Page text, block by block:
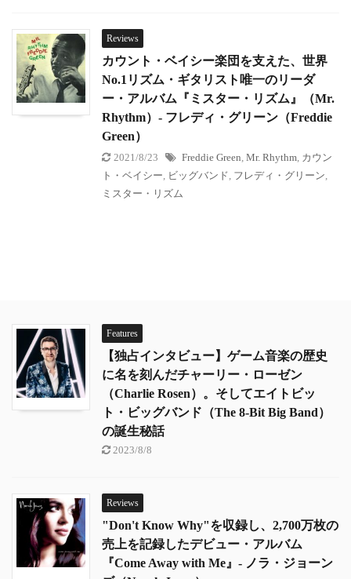
Reviews
カウント・ベイシー楽団を支えた、世界
No.1リズム・ギタリスト唯一のリーダ
ー・アルバム『ミスター・リズム』（Mr.
Rhythm）- フレディ・グリーン（Freddie
Green）
2021/8/23 Freddie Green Mr. Rhythm カウン
ト・ベイシー ビッグバンド フレディ・グリーン
ミスター・リズム
Features
【独占インタビュー】ゲーム音楽の歴史
に名を刻んだチャーリー・ローゼン
（Charlie Rosen）。そしてエイトビッ
ト・ビッグバンド（The 8-Bit Big Band）
の誕生秘話
2023/8/8
Reviews
"Don't Know Why"を収録し、2,700万枚の
売上を記録したデビュー・アルバム
『Come Away with Me』- ノラ・ジョーン